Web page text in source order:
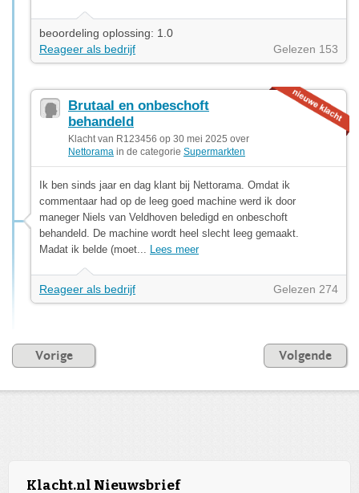
beoordeling oplossing: 1.0
Reageer als bedrijf
Gelezen 153
Brutaal en onbeschoft
behandeld
Klacht van R123456 op 30 mei 2025 over
Nettorama in de categorie Supermarkten
Ik ben sinds jaar en dag klant bij Nettorama. Omdat ik
commentaar had op de leeg goed machine werd ik door
maneger Niels van Veldhoven beledigd en onbeschoft
behandeld. De machine wordt heel slecht leeg gemaakt.
Madat ik belde (moet... Lees meer
Reageer als bedrijf Gelezen 274
Vorige Volgende
Klacht.nl Nieuwsbrief